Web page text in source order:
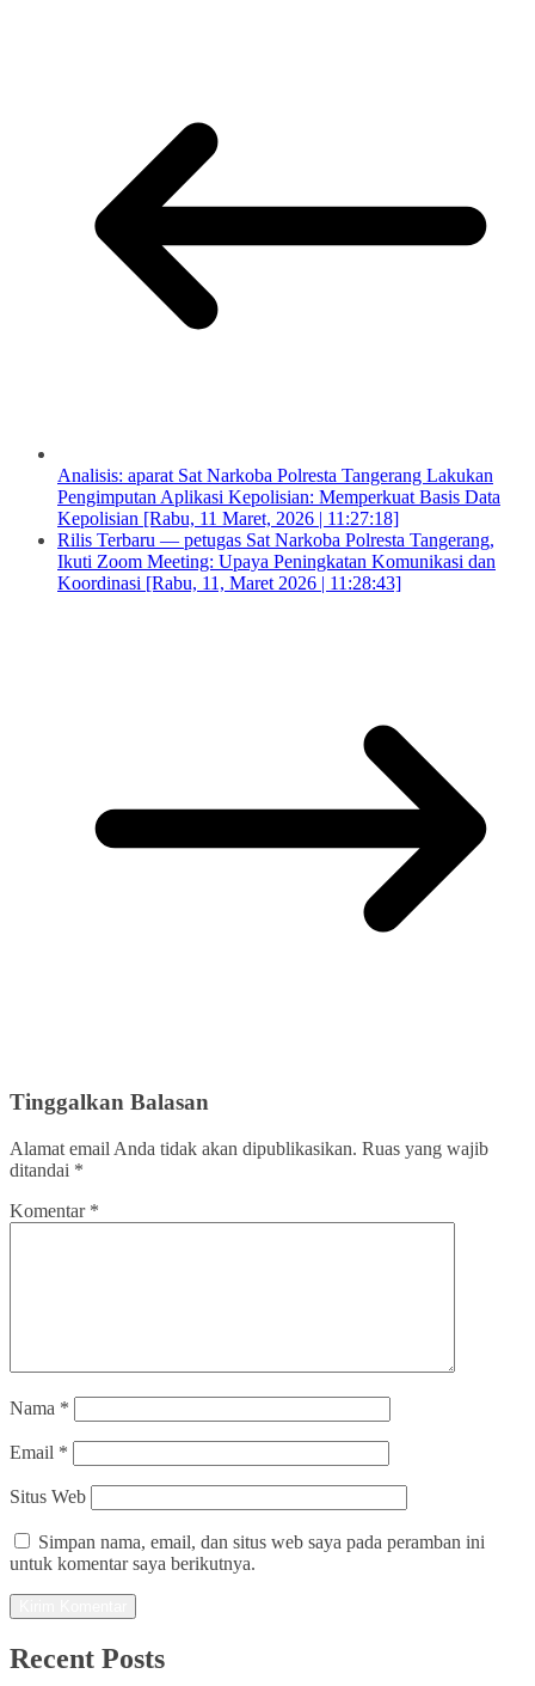
Analisis: aparat Sat Narkoba Polresta Tangerang Lakukan
Pengimputan Aplikasi Kepolisian: Memperkuat Basis Data
Kepolisian [Rabu, 11 Maret, 2026 | 11:27:18]
Rilis Terbaru — petugas Sat Narkoba Polresta Tangerang,
Ikuti Zoom Meeting: Upaya Peningkatan Komunikasi dan
Koordinasi [Rabu, 11, Maret 2026 | 11:28:43]
Tinggalkan Balasan
Alamat email Anda tidak akan dipublikasikan. Ruas yang wajib
ditandai *
Komentar *
Nama *
Email *
Situs Web
Simpan nama, email, dan situs web saya pada peramban ini
untuk komentar saya berikutnya.
Recent Posts